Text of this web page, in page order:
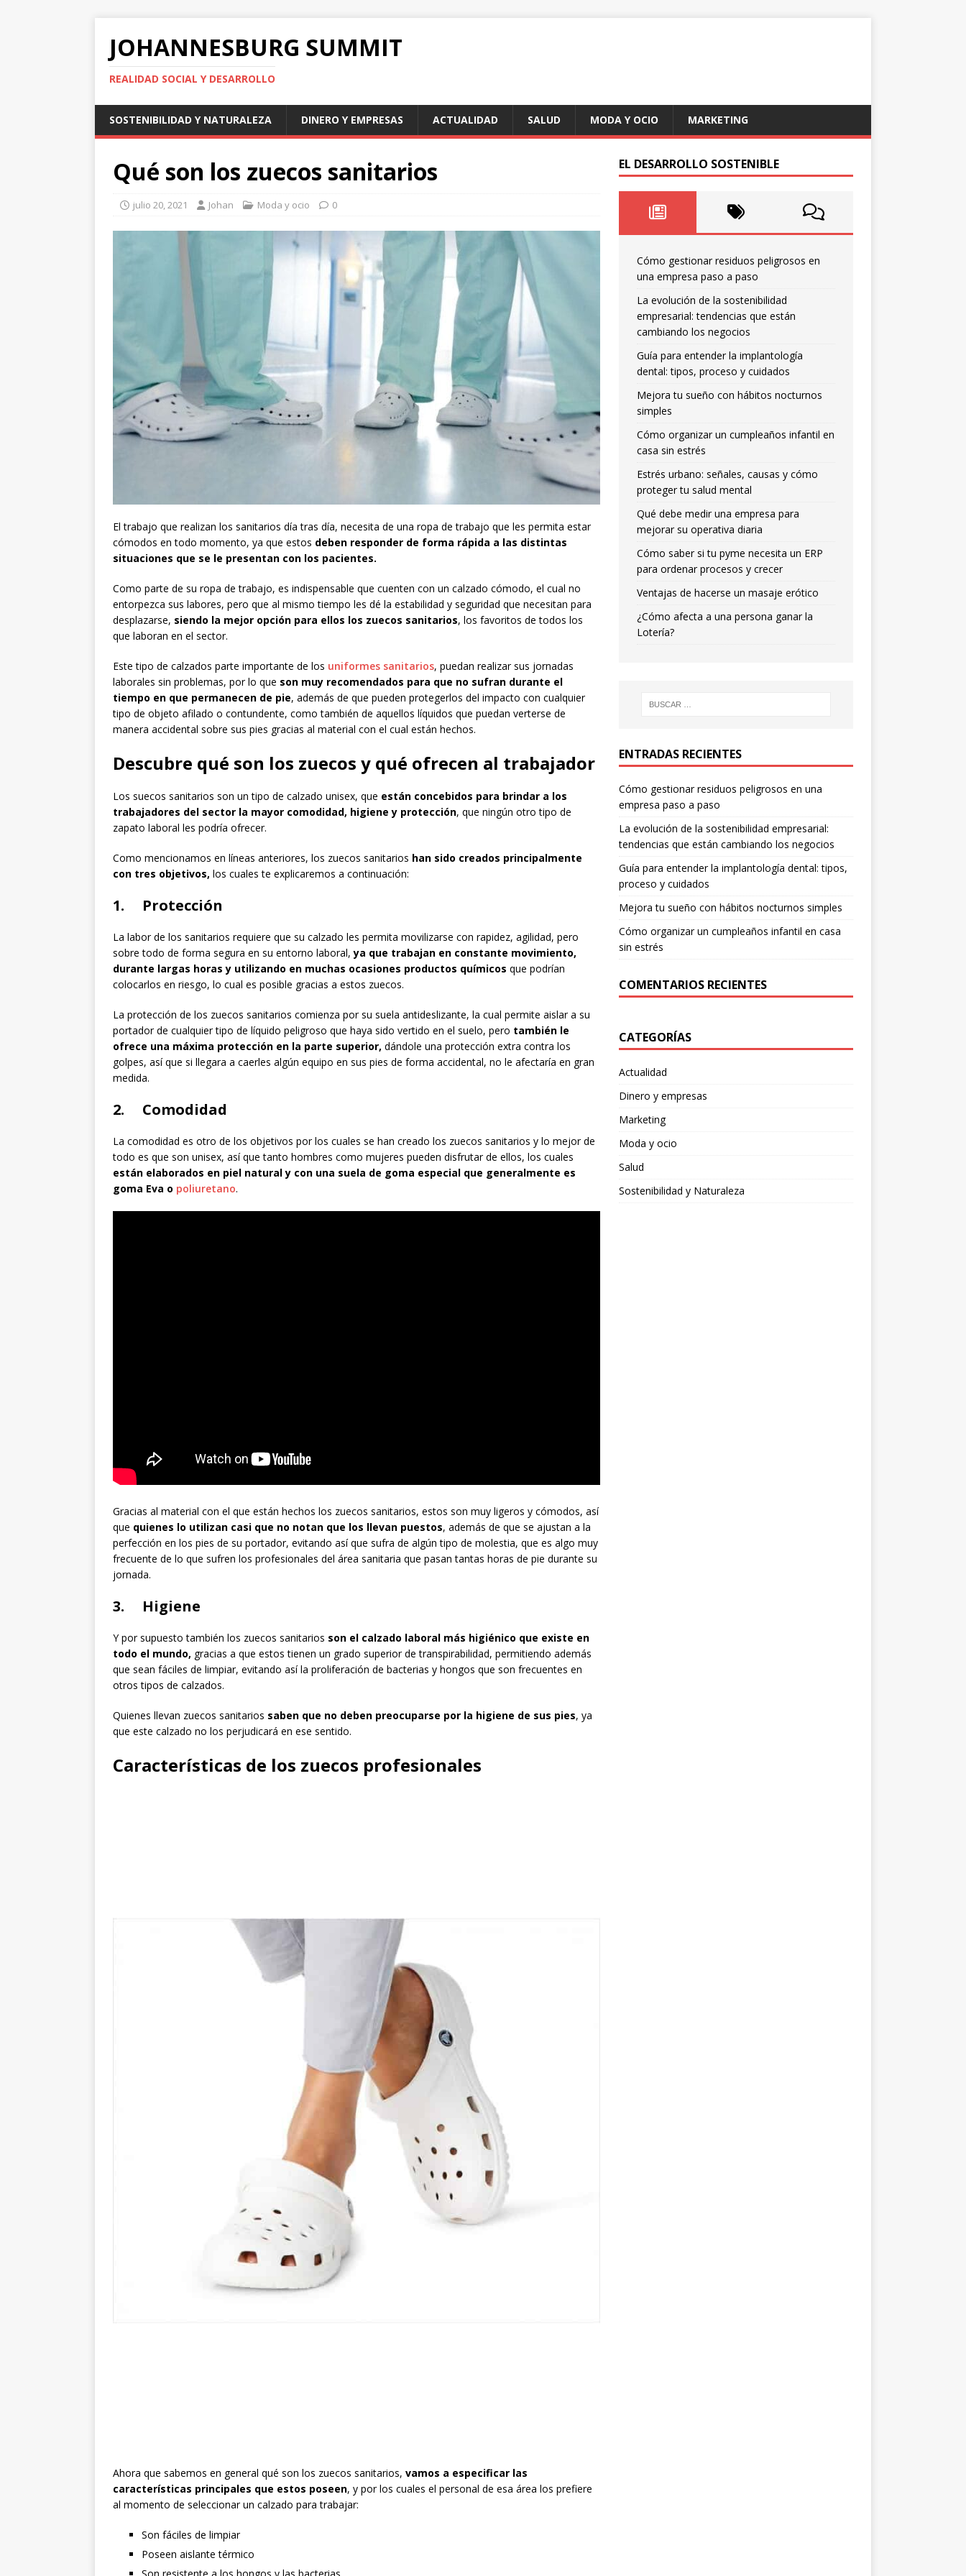
JOHANNESBURG SUMMIT
REALIDAD SOCIAL Y DESARROLLO
SOSTENIBILIDAD Y NATURALEZA DINERO Y EMPRESAS ACTUALIDAD SALUD MODA Y OCIO MARKETING
Qué son los zuecos sanitarios
julio 20, 2021 Johan Moda y ocio 0
El trabajo que realizan los sanitarios día tras día, necesita de una ropa de trabajo que les permita estar
cómodos en todo momento, ya que estos deben responder de forma rápida a las distintas
situaciones que se le presentan con los pacientes.
Como parte de su ropa de trabajo, es indispensable que cuenten con un calzado cómodo, el cual no
entorpezca sus labores, pero que al mismo tiempo les dé la estabilidad y seguridad que necesitan para
desplazarse, siendo la mejor opción para ellos los zuecos sanitarios, los favoritos de todos los
que laboran en el sector.
Este tipo de calzados parte importante de los uniformes sanitarios, puedan realizar sus jornadas
laborales sin problemas, por lo que son muy recomendados para que no sufran durante el
tiempo en que permanecen de pie, además de que pueden protegerlos del impacto con cualquier
tipo de objeto afilado o contundente, como también de aquellos líquidos que puedan verterse de
manera accidental sobre sus pies gracias al material con el cual están hechos.
Descubre qué son los zuecos y qué ofrecen al trabajador
Los suecos sanitarios son un tipo de calzado unisex, que están concebidos para brindar a los
trabajadores del sector la mayor comodidad, higiene y protección, que ningún otro tipo de
zapato laboral les podría ofrecer.
Como mencionamos en líneas anteriores, los zuecos sanitarios han sido creados principalmente
con tres objetivos, los cuales te explicaremos a continuación:
1. Protección
La labor de los sanitarios requiere que su calzado les permita movilizarse con rapidez, agilidad, pero
sobre todo de forma segura en su entorno laboral,ya que trabajan en constante movimiento,
durante largas horas y utilizando en muchas ocasiones productos químicos que podrían
colocarlos en riesgo, lo cual es posible gracias a estos zuecos.
La protección de los zuecos sanitarios comienza por su suela antideslizante, la cual permite aislar a su
portador de cualquier tipo de líquido peligroso que haya sido vertido en el suelo, pero también le
ofrece una máxima protección en la parte superior, dándole una protección extra contra los
golpes, así que si llegara a caerles algún equipo en sus pies de forma accidental, no le afectaría en gran
medida.
2. Comodidad
La comodidad es otro de los objetivos por los cuales se han creado los zuecos sanitarios y lo mejor de
todo es que son unisex, así que tanto hombres como mujeres pueden disfrutar de ellos, los cuales
están elaborados en piel natural y con una suela de goma especial que generalmente es
goma Eva o poliuretano.
Gracias al material con el que están hechos los zuecos sanitarios, estos son muy ligeros y cómodos, así
que quienes lo utilizan casi que no notan que los llevan puestos, además de que se ajustan a la
perfección en los pies de su portador, evitando así que sufra de algún tipo de molestia, que es algo muy
frecuente de lo que sufren los profesionales del área sanitaria que pasan tantas horas de pie durante su
jornada.
3. Higiene
Y por supuesto también los zuecos sanitarios son el calzado laboral más higiénico que existe en
todo el mundo, gracias a que estos tienen un grado superior de transpirabilidad, permitiendo además
que sean fáciles de limpiar, evitando así la proliferación de bacterias y hongos que son frecuentes en
otros tipos de calzados.
Quienes llevan zuecos sanitarios saben que no deben preocuparse por la higiene de sus pies, ya
que este calzado no los perjudicará en ese sentido.
Características de los zuecos profesionales
Ahora que sabemos en general qué son los zuecos sanitarios, vamos a especificar las
características principales que estos poseen, y por los cuales el personal de esa área los prefiere
al momento de seleccionar un calzado para trabajar:
Son fáciles de limpiar
Poseen aislante térmico
EL DESARROLLO SOSTENIBLE
Cómo gestionar residuos peligrosos en
una empresa paso a paso
La evolución de la sostenibilidad
empresarial: tendencias que están
cambiando los negocios
Guía para entender la implantología
dental: tipos, proceso y cuidados
Mejora tu sueño con hábitos nocturnos
simples
Cómo organizar un cumpleaños infantil en
casa sin estrés
Estrés urbano: señales, causas y cómo
proteger tu salud mental
Qué debe medir una empresa para
mejorar su operativa diaria
Cómo saber si tu pyme necesita un ERP
para ordenar procesos y crecer
Ventajas de hacerse un masaje erótico
¿Cómo afecta a una persona ganar la
Lotería?
ENTRADAS RECIENTES
Cómo gestionar residuos peligrosos en una
empresa paso a paso
La evolución de la sostenibilidad empresarial:
tendencias que están cambiando los negocios
Guía para entender la implantología dental: tipos,
proceso y cuidados
Mejora tu sueño con hábitos nocturnos simples
Cómo organizar un cumpleaños infantil en casa
sin estrés
COMENTARIOS RECIENTES
CATEGORÍAS
Actualidad
Dinero y empresas
Marketing
Moda y ocio
Salud
Sostenibilidad y Naturaleza